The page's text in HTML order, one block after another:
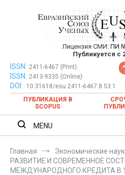
Евразийский
публикация
ежемесячном
Лицензия СМИ: ПИ
Публикуется с
Евразийский Союз Ученых —
ежемесячном
ISSN: 2411-6467 (Print)
ISSN: 2413-9335 (Online)
DOI:
10.31618/esu.2411-6467.8.53.1
ПУБЛИКАЦИЯ В
SCOPUS
MENU
Главная
Экономические
РАЗВИТИЕ И СОВРЕМЕННОЕ
МЕЖДУНАРОДНОГО КРЕДИТА В